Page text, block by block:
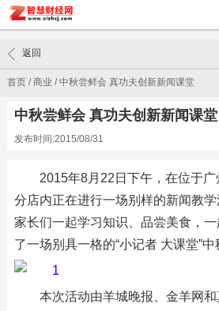
首页/商业 /中秋尝鲜会 真功夫创新新闻课堂
返回
中秋尝鲜会 真功夫创新新闻课堂
发布时间:2015/08/31
2015年8月22日下午，在位于
分店内正在进行一场别样的新闻教
家长们一起学习知识、品尝美食，
了一场别具一格的“小记者 大课堂”中
本次活动由羊城晚报、金羊网